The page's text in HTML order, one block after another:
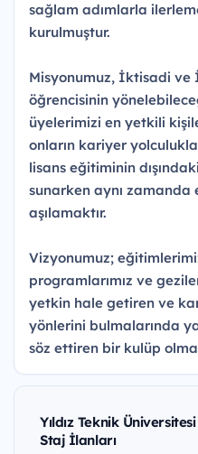
sağlam adımlarla
kurulmuştur.
Misyonumuz, İktisadi
öğrencisinin
üyelerimizi en yetkili
onların kariyer
lisans eğitiminin
sunarken aynı zamanda
aşılamaktır.
Vizyonumuz;
programlarımız ve
yetkin hale getiren ve
yönlerini bulmalarında
söz ettiren bir kulüp
Yıldız Teknik
Staj İlanları